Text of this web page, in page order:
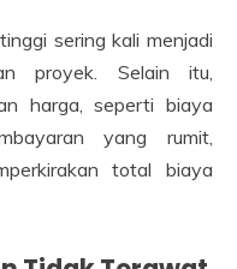
sering kali menjadi
proyek. Selain itu,
harga, seperti biaya
yang rumit,
total biaya